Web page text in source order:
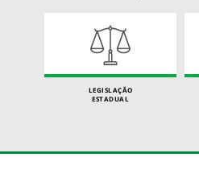
LEGISLAÇÃO
ESTADUAL